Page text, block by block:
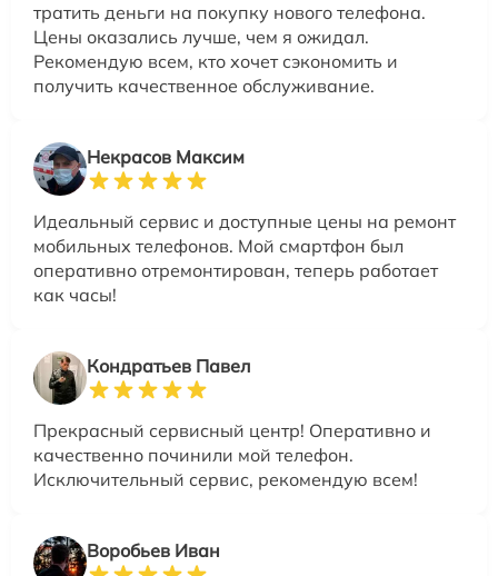
тратить деньги на покупку нового телефона.
Цены оказались лучше, чем я ожидал.
Рекомендую всем, кто хочет сэкономить и
получить качественное обслуживание.
Некрасов Максим
Идеальный сервис и доступные цены на ремонт
мобильных телефонов. Мой смартфон был
оперативно отремонтирован, теперь работает
как часы!
Кондратьев Павел
Прекрасный сервисный центр! Оперативно и
качественно починили мой телефон.
Исключительный сервис, рекомендую всем!
Воробьев Иван